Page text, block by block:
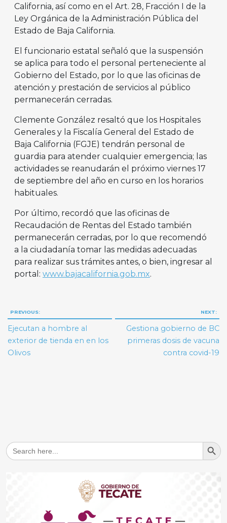
California, así como en el Art. 28, Fracción I de la
Ley Orgánica de la Administración Pública del
Estado de Baja California.
El funcionario estatal señaló que la suspensión
se aplica para todo el personal perteneciente al
Gobierno del Estado, por lo que las oficinas de
atención y prestación de servicios al público
permanecerán cerradas.
Clemente González resaltó que los Hospitales
Generales y la Fiscalía General del Estado de
Baja California (FGJE) tendrán personal de
guardia para atender cualquier emergencia; las
actividades se reanudarán el próximo viernes 17
de septiembre del año en curso en los horarios
habituales.
Por último, recordó que las oficinas de
Recaudación de Rentas del Estado también
permanecerán cerradas, por lo que recomendó
a la ciudadanía tomar las medidas adecuadas
para realizar sus trámites antes, o bien, ingresar al
portal: www.bajacalifornia.gob.mx.
Navegación
de
entradas
PREVIOUS:
Ejecutan a hombre al
exterior de tienda en en los
Olivos
NEXT:
Gestiona gobierno de BC
primeras dosis de vacuna
contra covid-19
Search
for:
Search